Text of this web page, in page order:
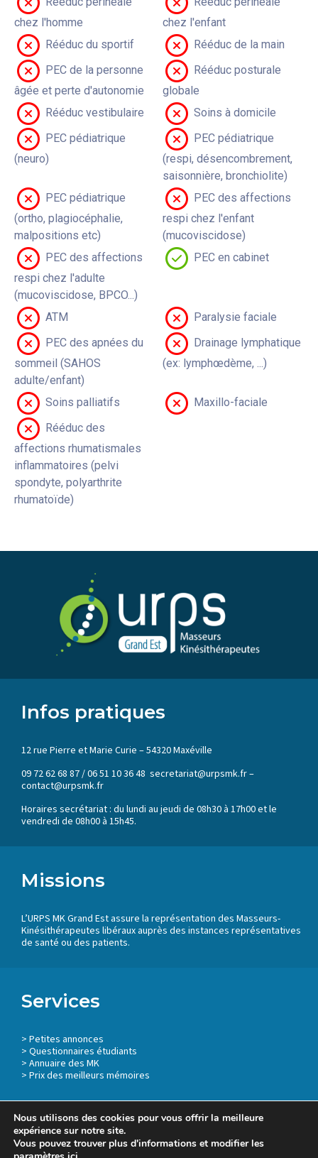
chez l'homme
chez l'enfant
Rééduc du sportif
Rééduc de la main
PEC de la personne
âgée et perte d'autonomie
Rééduc posturale
globale
Rééduc vestibulaire
Soins à domicile
PEC pédiatrique
(neuro)
PEC pédiatrique
(respi, désencombrement,
saisonnière, bronchiolite)
PEC pédiatrique
(ortho, plagiocéphalie,
malpositions etc)
PEC des affections
respi chez l'enfant
(mucoviscidose)
PEC des affections
respi chez l'adulte
(mucoviscidose, BPCO...)
PEC en cabinet
ATM
Paralysie faciale
PEC des apnées du
sommeil (SAHOS
adulte/enfant)
Drainage lymphatique
(ex: lymphœdème, ...)
Soins palliatifs
Maxillo-faciale
Rééduc des
affections rhumatismales
inflammatoires (pelvi
spondyte, polyarthrite
rhumatoïde)
Infos pratiques
12 rue Pierre et Marie Curie – 54320 Maxéville
09 72 62 68 87 / 06 51 10 36 48 secretariat@urpsmk.fr –
contact@urpsmk.fr
Horaires secrétariat : du lundi au jeudi de 08h30 à 17h00 et le
vendredi de 08h00 à 15h45.
Missions
L’URPS MK Grand Est assure la représentation des Masseurs-
Kinésithérapeutes libéraux auprès des instances représentatives
de santé ou des patients.
Services
> Petites annonces
> Questionnaires étudiants
> Annuaire des MK
> Prix des meilleurs mémoires
Mentions légales
Nous utilisons des cookies pour vous offrir la meilleure
expérience sur notre site.
Vous pouvez trouver plus d'informations et modifier les